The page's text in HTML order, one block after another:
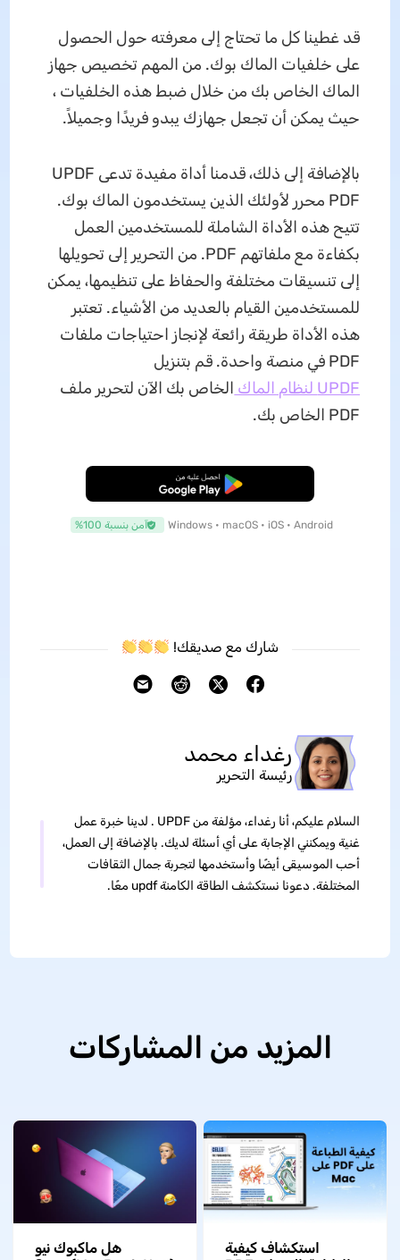
قد غطينا كل ما تحتاج إلى معرفته حول الحصول
على خلفيات الماك بوك. من المهم تخصيص جهاز
الماك الخاص بك من خلال ضبط هذه الخلفيات ،
حيث يمكن أن تجعل جهازك يبدو فريدًا وجميلاً.
بالإضافة إلى ذلك، قدمنا ​​أداة مفيدة تدعى UPDF
PDF محرر لأولئك الذين يستخدمون الماك بوك.
تتيح هذه الأداة الشاملة للمستخدمين العمل
بكفاءة مع ملفاتهم PDF. من التحرير إلى تحويلها
إلى تنسيقات مختلفة والحفاظ على تنظيمها، يمكن
للمستخدمين القيام بالعديد من الأشياء. تعتبر
هذه الأداة طريقة رائعة لإنجاز احتياجات ملفات
PDF في منصة واحدة. قم بتنزيل
UPDF لنظام الماك
الخاص بك الآن لتحرير ملف
PDF الخاص بك.
تنزيل مجاني
Windows • macOS • iOS • Android آمن بنسبة 100%
شارك مع صديقك!
رغداء محمد
رئيسة التحرير
السلام عليكم، أنا رغداء، مؤلفة من UPDF . لدينا خبرة عمل
غنية ويمكنني الإجابة على أي أسئلة لديك. بالإضافة إلى العمل،
أحب الموسيقى أيضًا وأستخدمها لتجربة جمال الثقافات
المختلفة. دعونا نستكشف الطاقة الكامنة updf معًا.
المزيد من المشاركات
استكشاف كيفية
هل ماكبوك نيو